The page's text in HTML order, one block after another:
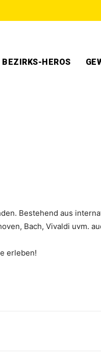
BEZIRKS-HEROS
Bestehend aus
Bach, Vivaldi uvm.
erleben!